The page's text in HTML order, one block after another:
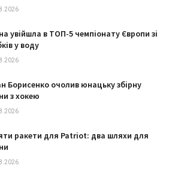
увійшла в ТОП-5 чемпіонату Європи зі
у воду
Борисенко очолив юнацьку збірну
з хокею
ракети для Patriot: два шляхи для